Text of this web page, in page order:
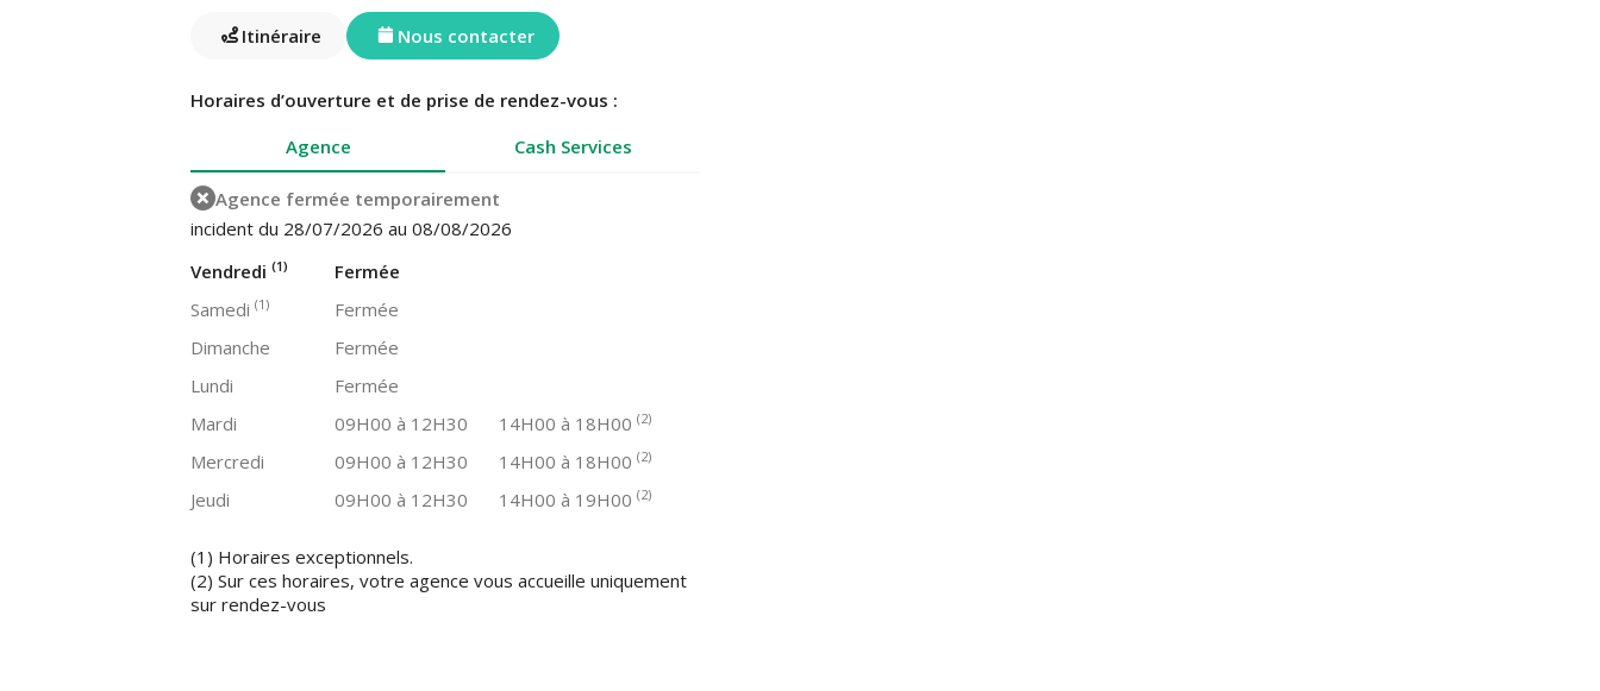
Itinéraire Nous contacter
Horaires d’ouverture et de prise de rendez-vous :
Agence
Cash Services
Agence fermée temporairement
incident du 28/07/2026 au 08/08/2026
Vendredi (1)
Fermée
Samedi (1)
Fermée
Dimanche
Fermée
Lundi
Fermée
Mardi
09H00 à 12H30 14H00 à 18H00 (2)
Mercredi 09H00 à 12H30 14H00 à 18H00 (2)
Jeudi 09H00 à 12H30 14H00 à 19H00 (2)
(1) Horaires exceptionnels.
(2) Sur ces horaires, votre agence vous accueille uniquement
sur rendez-vous